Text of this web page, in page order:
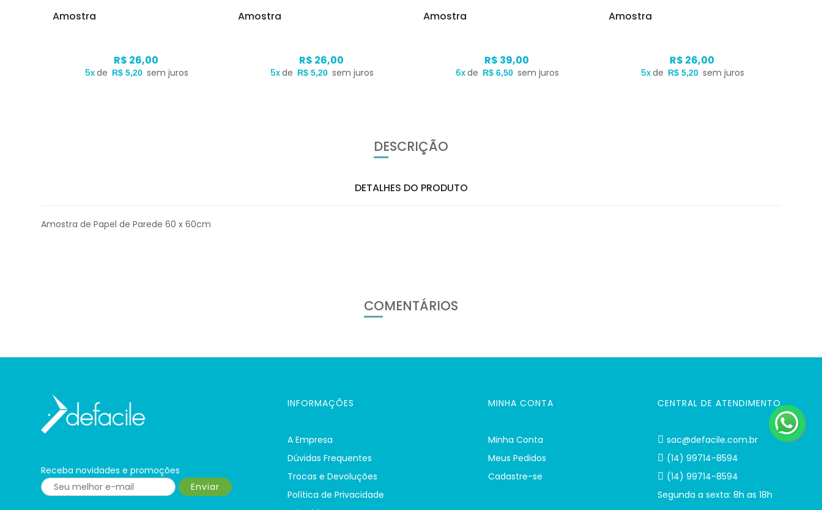
Amostra
R$ 26,00
5xde R$ 5,20 sem juros
Amostra
R$ 26,00
5xde R$ 5,20 sem juros
Amostra
R$ 39,00
6xde R$ 6,50 sem juros
Amostra
R$ 26,00
5xde R$ 5,20 sem juros
DESCRIÇÃO
DETALHES DO PRODUTO
Amostra de Papel de Parede 60 x 60cm
COMENTÁRIOS
Receba novidades e promoções
Enviar
INFORMAÇÕES
A Empresa
Dúvidas Frequentes
Trocas e Devoluções
Política de Privacidade
MINHA CONTA
Minha Conta
Meus Pedidos
Cadastre-se
CENTRAL DE ATENDIMENTO
sac@defacile.com.br
(14) 99714-8594
(14) 99714-8594
Segunda a sexta: 8h as 18h